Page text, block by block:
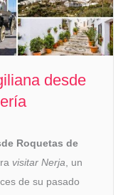
desde
Roquetas de
visitar Nerja , un
de su pasado